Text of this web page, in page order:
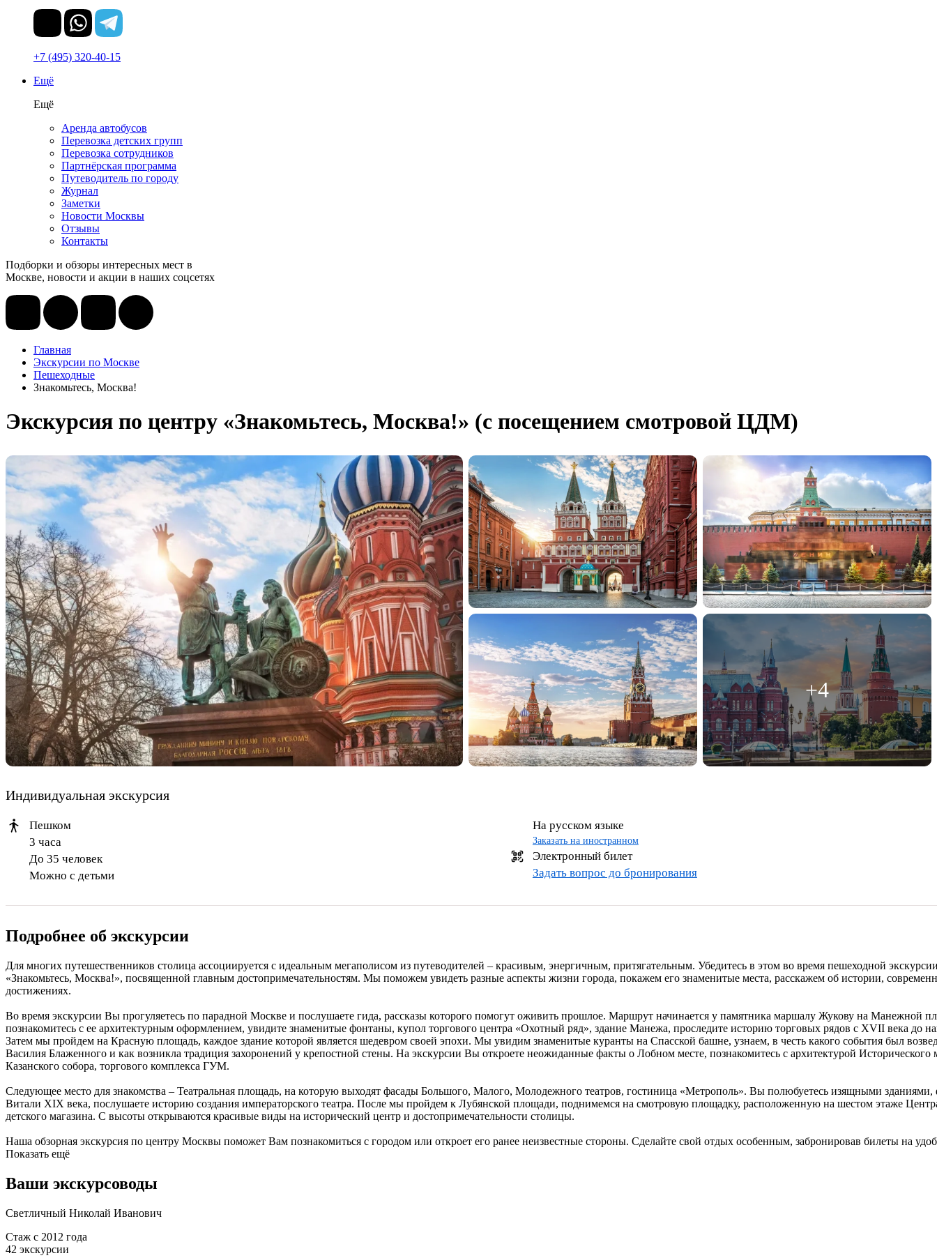
+7 (495) 320-40-15
Ещё
Ещё
Аренда автобусов
Перевозка детских групп
Перевозка сотрудников
Партнёрская программа
Путеводитель по городу
Журнал
Заметки
Новости Москвы
Отзывы
Контакты
Подборки и обзоры интересных мест в
Москве, новости и акции в наших соцсетях
Главная
Экскурсии по Москве
Пешеходные
Знакомьтесь, Москва!
Экскурсия по центру «Знакомьтесь, Москва!» (с посещением смотровой ЦДМ)
+4
Индивидуальная экскурсия
Пешком
3 часа
До 35 человек
Можно с детьми
На русском языке
Заказать на иностранном
Электронный билет
Задать вопрос до бронирования
Подробнее об экскурсии
Для многих путешественников столица ассоциируется с идеальным мегаполисом из путеводителей – красивым, энергичным, притягательным. Убедитесь в этом во время пешеходной
«Знакомьтесь, Москва!», посвященной главным достопримечательностям. Мы поможем увидеть разные аспекты жизни города, покажем его знаменитые места, расскажем об истории,
достижениях.
Во время экскурсии Вы прогуляетесь по парадной Москве и послушаете гида, рассказы которого помогут оживить прошлое. Маршрут начинается у памятника маршалу Жукову на Манежной
познакомитесь с ее архитектурным оформлением, увидите знаменитые фонтаны, купол торгового центра «Охотный ряд», здание Манежа, проследите историю торговых рядов с XVII века до
Затем мы пройдем на Красную площадь, каждое здание которой является шедевром своей эпохи. Мы увидим знаменитые куранты на Спасской башне, узнаем, в честь какого события был
Василия Блаженного и как возникла традиция захоронений у крепостной стены. На экскурсии Вы откроете неожиданные факты о Лобном месте, познакомитесь с архитектурой Исторического
Казанского собора, торгового комплекса ГУМ.
Следующее место для знакомства – Театральная площадь, на которую выходят фасады Большого, Малого, Молодежного театров, гостиница «Метрополь». Вы полюбуетесь изящными
Витали XIX века, послушаете историю создания императорского театра. После мы пройдем к Лубянской площади, поднимемся на смотровую площадку, расположенную на шестом этаже
детского магазина. С высоты открываются красивые виды на исторический центр и достопримечательности столицы.
Наша обзорная экскурсия по центру Москвы поможет Вам познакомиться с городом или откроет его ранее неизвестные стороны. Сделайте свой отдых особенным, забронировав билеты на
Показать ещё
Ваши экскурсоводы
Светличный Николай Иванович
Стаж с 2012 года
42 экскурcии